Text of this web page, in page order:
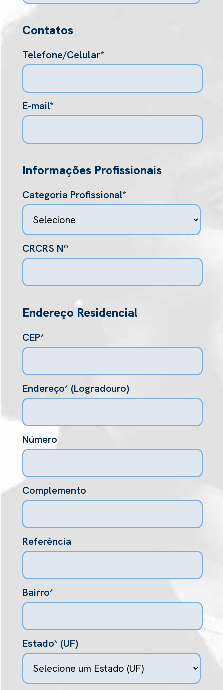
Contatos
Telefone/Celular*
E-mail*
Informações Profissionais
Categoria Profissional*
CRCRS Nº
Endereço Residencial
CEP*
Endereço* (Logradouro)
Número
Complemento
Referência
Bairro*
Estado* (UF)